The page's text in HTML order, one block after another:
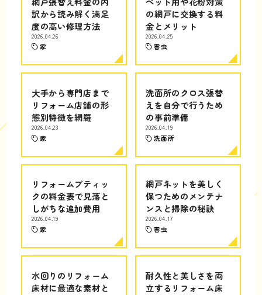
訳から読み解く満足
度の高い修理方法
2026.04.26
家
の網戸に交換する料
金とメリット
2026.04.25
害虫
大手から専門店まで
リフォーム店舗の形
態別特徴を網羅
2026.04.23
家
洗面所のクロス張替
えを自分で行うため
の事前準備
2026.04.19
洗面所
リフォームブティッ
クの料金表で見落と
しがちな追加費用
2026.04.19
家
網戸ネットを美しく
保つためのメンテナ
ンスと掃除の秘訣
2026.04.17
害虫
水回りのリフォーム
床材に最適な素材と
耐久性と美しさを両
立するリフォーム床